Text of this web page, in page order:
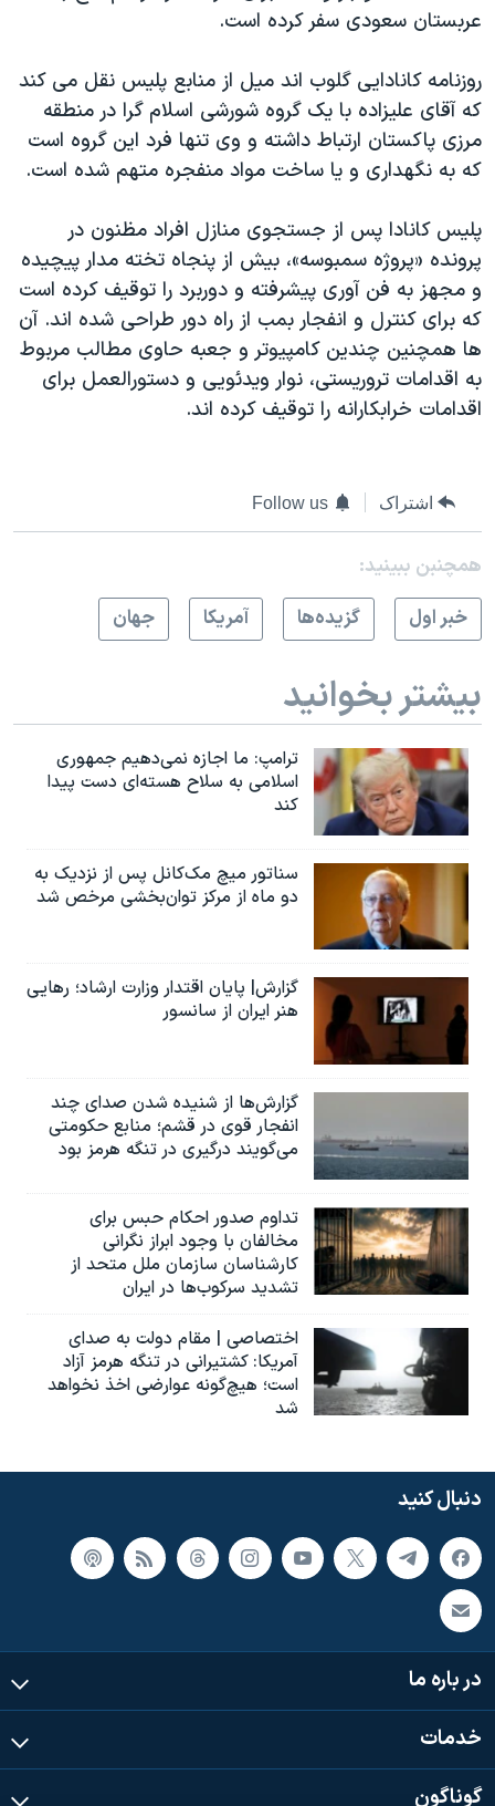
عربستان سعودی سفر کرده است.
روزنامه کانادایی گلوب اند میل از منابع پلیس نقل می کند
که آقای علیزاده با یک گروه شورشی اسلام گرا در منطقه
مرزی پاکستان ارتباط داشته و وی تنها فرد این گروه است
که به نگهداری و یا ساخت مواد منفجره متهم شده است.
پلیس کانادا پس از جستجوی منازل افراد مظنون در
پرونده «پروژه سمبوسه»، بیش از پنجاه تخته مدار پیچیده
و مجهز به فن آوری پیشرفته و دوربرد را توقیف کرده است
که برای کنترل و انفجار بمب از راه دور طراحی شده اند. آن
ها همچنین چندین کامپیوتر و جعبه حاوی مطالب مربوط
به اقدامات تروریستی، نوار ویدئویی و دستورالعمل برای
اقدامات خرابکارانه را توقیف کرده اند.
اشتراک Follow us
همچنبن ببینید:
خبر اول
گزيده‌ها آمريکا جهان
بیشتر بخوانید
ترامپ: ما اجازه نمی‌دهیم جمهوری
اسلامی به سلاح هسته‌ای دست پیدا
کند
سناتور میچ مک‌کانل پس از نزدیک به
دو ماه از مرکز توان‌بخشی مرخص شد
گزارش| پایان اقتدار وزارت ارشاد؛ رهایی
هنر ایران از سانسور
گزارش‌ها از شنیده شدن صدای چند
انفجار قوی در قشم؛ منابع حکومتی
می‌گویند درگیری در تنگه هرمز بود
تداوم صدور احکام حبس برای
مخالفان با وجود ابراز نگرانی
کارشناسان سازمان ملل متحد از
تشدید سرکوب‌ها در ایران
اختصاصی | مقام دولت به صدای
آمریکا: کشتیرانی در تنگه هرمز آزاد
است؛ هیچ‌گونه عوارضی اخذ نخواهد
شد
دنبال کنید
در باره ما
خدمات
گوناگون